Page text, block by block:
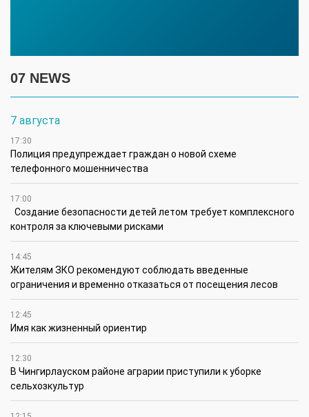
07 NEWS
7 августа
17:30
Полиция предупреждает граждан о новой схеме
телефонного мошенничества
17:00
Создание безопасности детей летом требует комплексного
контроля за ключевыми рисками
14:45
Жителям ЗКО рекомендуют соблюдать введенные
ограничения и временно отказаться от посещения лесов
12:45
Имя как жизненный ориентир
12:30
В Чингирлауском районе аграрии приступили к уборке
сельхозкультур